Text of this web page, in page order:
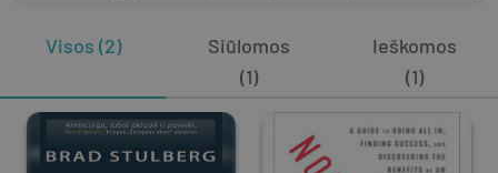
Visos (2)
Siūlomos
(1)
Ieškomos
(1)